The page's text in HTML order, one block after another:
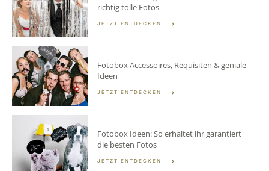
richtig tolle Fotos
JETZT ENTDECKEN
Fotobox Accessoires, Requisiten & geniale
Ideen
JETZT ENTDECKEN
Fotobox Ideen: So erhaltet ihr garantiert
die besten Fotos
JETZT ENTDECKEN